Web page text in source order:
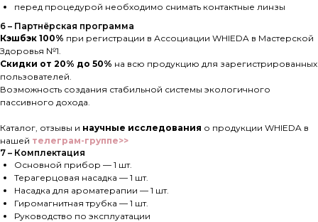
перед процедурой необходимо снимать контактные линзы
6 – Партнёрская программа
Кэшбэк 100% при регистрации в Ассоциации WHIEDA в Мастерской
Здоровья №1.
Скидки от 20% до 50% на всю продукцию для зарегистрированных
пользователей.
Возможность создания стабильной системы экологичного
пассивного дохода.
Каталог, отзывы и научные исследования о продукции WHIEDA в
нашей телеграм-группе>>
7 – Комплектация
Основной прибор — 1 шт.
Терагерцовая насадка — 1 шт.
Насадка для ароматерапии — 1 шт.
Гиромагнитная трубка — 1 шт.
Руководство по эксплуатации